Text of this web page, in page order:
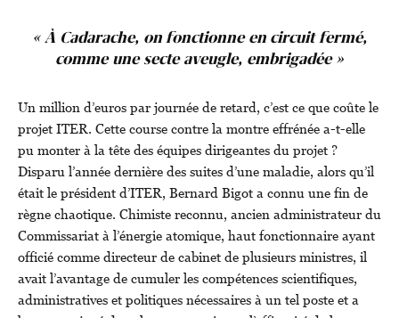
« À Cadarache, on fonctionne en circuit fermé,
comme une secte aveugle, embrigadée »
Un million d’euros par journée de retard, c’est ce que coûte le
projet ITER. Cette course contre la montre effrénée a-t-elle
pu monter à la tête des équipes dirigeantes du projet ?
Disparu l’année dernière des suites d’une maladie, alors qu’il
était le président d’ITER, Bernard Bigot a connu une fin de
règne chaotique. Chimiste reconnu, ancien administrateur du
Commissariat à l’énergie atomique, haut fonctionnaire ayant
officié comme directeur de cabinet de plusieurs ministres, il
avait l’avantage de cumuler les compétences scientifiques,
administratives et politiques nécessaires à un tel poste et a